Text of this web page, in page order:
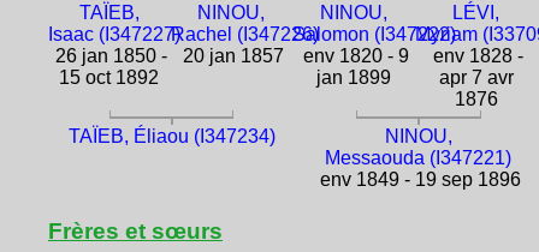
TAÏEB,
Isaac (I347227)
26 jan 1850 -
15 oct 1892
NINOU,
Rachel (I347226)
20 jan 1857
NINOU,
Salomon (I347222)
env 1820 - 9
jan 1899
LÉVI,
Myriam
env 1828 -
apr 7 avr
1876
TAÏEB, Éliaou (I347234)
NINOU,
Messaouda (I347221)
env 1849 - 19 sep 1896
Frères et sœurs